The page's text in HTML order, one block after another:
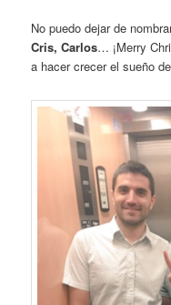
No puedo dejar de
Cris, Carlos… ¡Merry
a hacer crecer el sueño